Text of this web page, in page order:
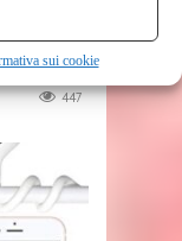
sui cookie
447